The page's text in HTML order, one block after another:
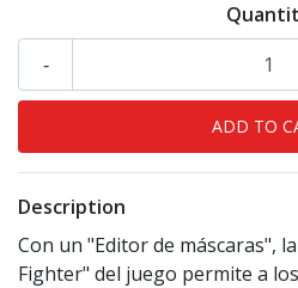
-
Description
Con un "Editor de máscaras",
Fighter" del juego permite a